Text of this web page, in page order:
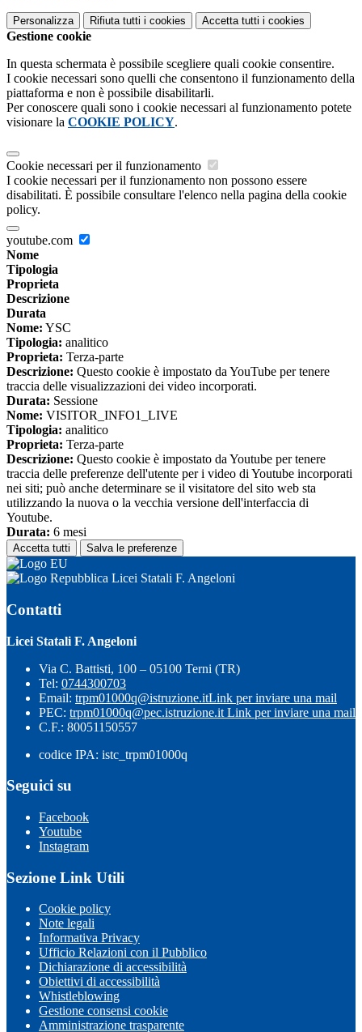
Personalizza Rifiuta tutti i cookies Accetta tutti i cookies
Gestione cookie
In questa schermata è possibile scegliere quali cookie consentire.
I cookie necessari sono quelli che consentono il funzionamento della
piattaforma e non è possibile disabilitarli.
Per conoscere quali sono i cookie necessari al funzionamento potete
visionare la COOKIE POLICY.
Cookie necessari per il funzionamento
I cookie necessari per il funzionamento non possono essere
disabilitati. È possibile consultare l'elenco nella pagina della cookie
policy.
youtube.com
Nome
Tipologia
Proprieta
Descrizione
Durata
Nome: YSC
Tipologia: analitico
Proprieta: Terza-parte
Descrizione: Questo cookie è impostato da YouTube per tenere
traccia delle visualizzazioni dei video incorporati.
Durata: Sessione
Nome: VISITOR_INFO1_LIVE
Tipologia: analitico
Proprieta: Terza-parte
Descrizione: Questo cookie è impostato da Youtube per tenere
traccia delle preferenze dell'utente per i video di Youtube incorporati
nei siti; può anche determinare se il visitatore del sito web sta
utilizzando la nuova o la vecchia versione dell'interfaccia di
Youtube.
Durata: 6 mesi
Accetta tutti Salva le preferenze
Licei Statali F. Angeloni
Contatti
Licei Statali F. Angeloni
Via C. Battisti, 100 – 05100 Terni (TR)
Tel: 0744300703
Email: trpm01000q@istruzione.itLink per inviare una mail
PEC: trpm01000q@pec.istruzione.it Link per inviare una mail
C.F.: 80051150557
codice IPA: istc_trpm01000q
Seguici su
Facebook
Youtube
Instagram
Sezione Link Utili
Cookie policy
Note legali
Informativa Privacy
Ufficio Relazioni con il Pubblico
Dichiarazione di accessibilità
Obiettivi di accessibilità
Whistleblowing
Gestione consensi cookie
Amministrazione trasparente